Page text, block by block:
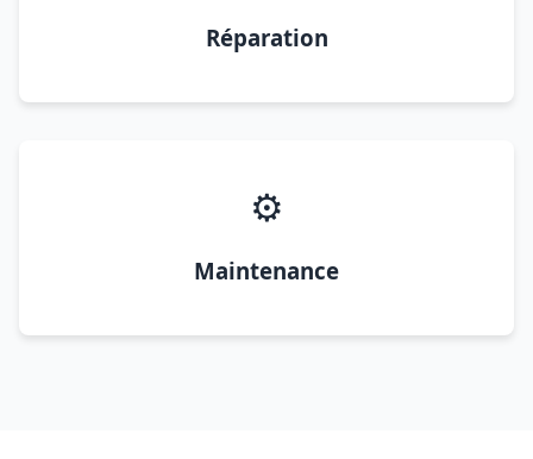
Réparation
⚙️
Maintenance